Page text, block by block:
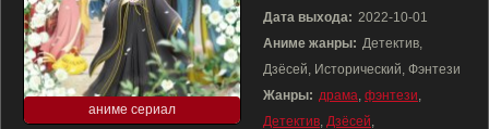
аниме сериал
Дата выхода: 2022-10-01
Аниме жанры: Детектив,
Дзёсей, Исторический, Фэнтези
Жанры: драма, фэнтези,
Детектив, Дзёсей,